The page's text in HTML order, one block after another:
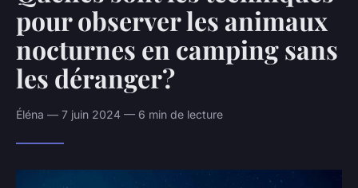
pour observer les animaux
nocturnes en camping sans
les déranger?
Éléna — 7 juin 2024 — 6 min de lecture